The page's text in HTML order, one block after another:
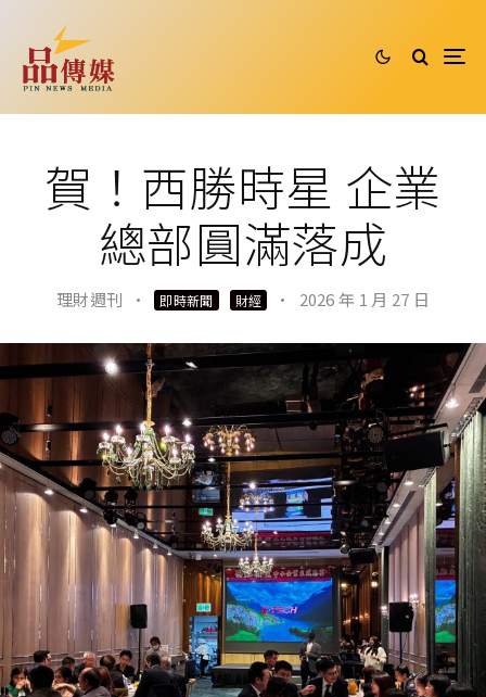
賀！西勝時星 企業
總部圓滿落成
理財週刊 · 即時新聞 財經 · 2026 年 1 月 27 日